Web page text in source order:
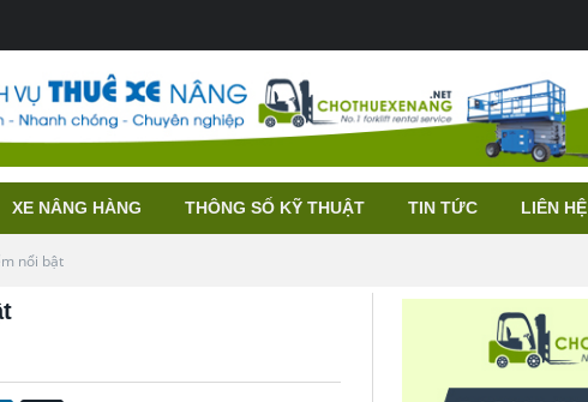
XE NÂNG HÀNG THÔNG SỐ KỸ THUẬT TIN TỨC LIÊN HỆ
nổi bật